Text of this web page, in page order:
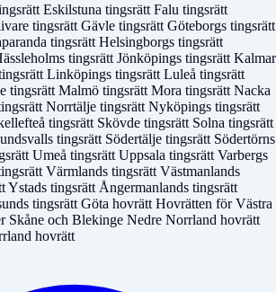
Eskilstuna tingsrätt Falu tingsrätt
tingsrätt Gävle tingsrätt Göteborgs tingsrätt
tingsrätt Helsingborgs tingsrätt
tingsrätt Jönköpings tingsrätt Kalmar
Linköpings tingsrätt Luleå tingsrätt
tingsrätt Malmö tingsrätt Mora tingsrätt Nacka
Norrtälje tingsrätt Nyköpings tingsrätt
tingsrätt Skövde tingsrätt Solna tingsrätt
tingsrätt Södertälje tingsrätt Södertörns
Umeå tingsrätt Uppsala tingsrätt Varbergs
Värmlands tingsrätt Västmanlands
Ystads tingsrätt Ångermanlands tingsrätt
tingsrätt Göta hovrätt Hovrätten för Västra
Skåne och Blekinge Nedre Norrland hovrätt
hovrätt